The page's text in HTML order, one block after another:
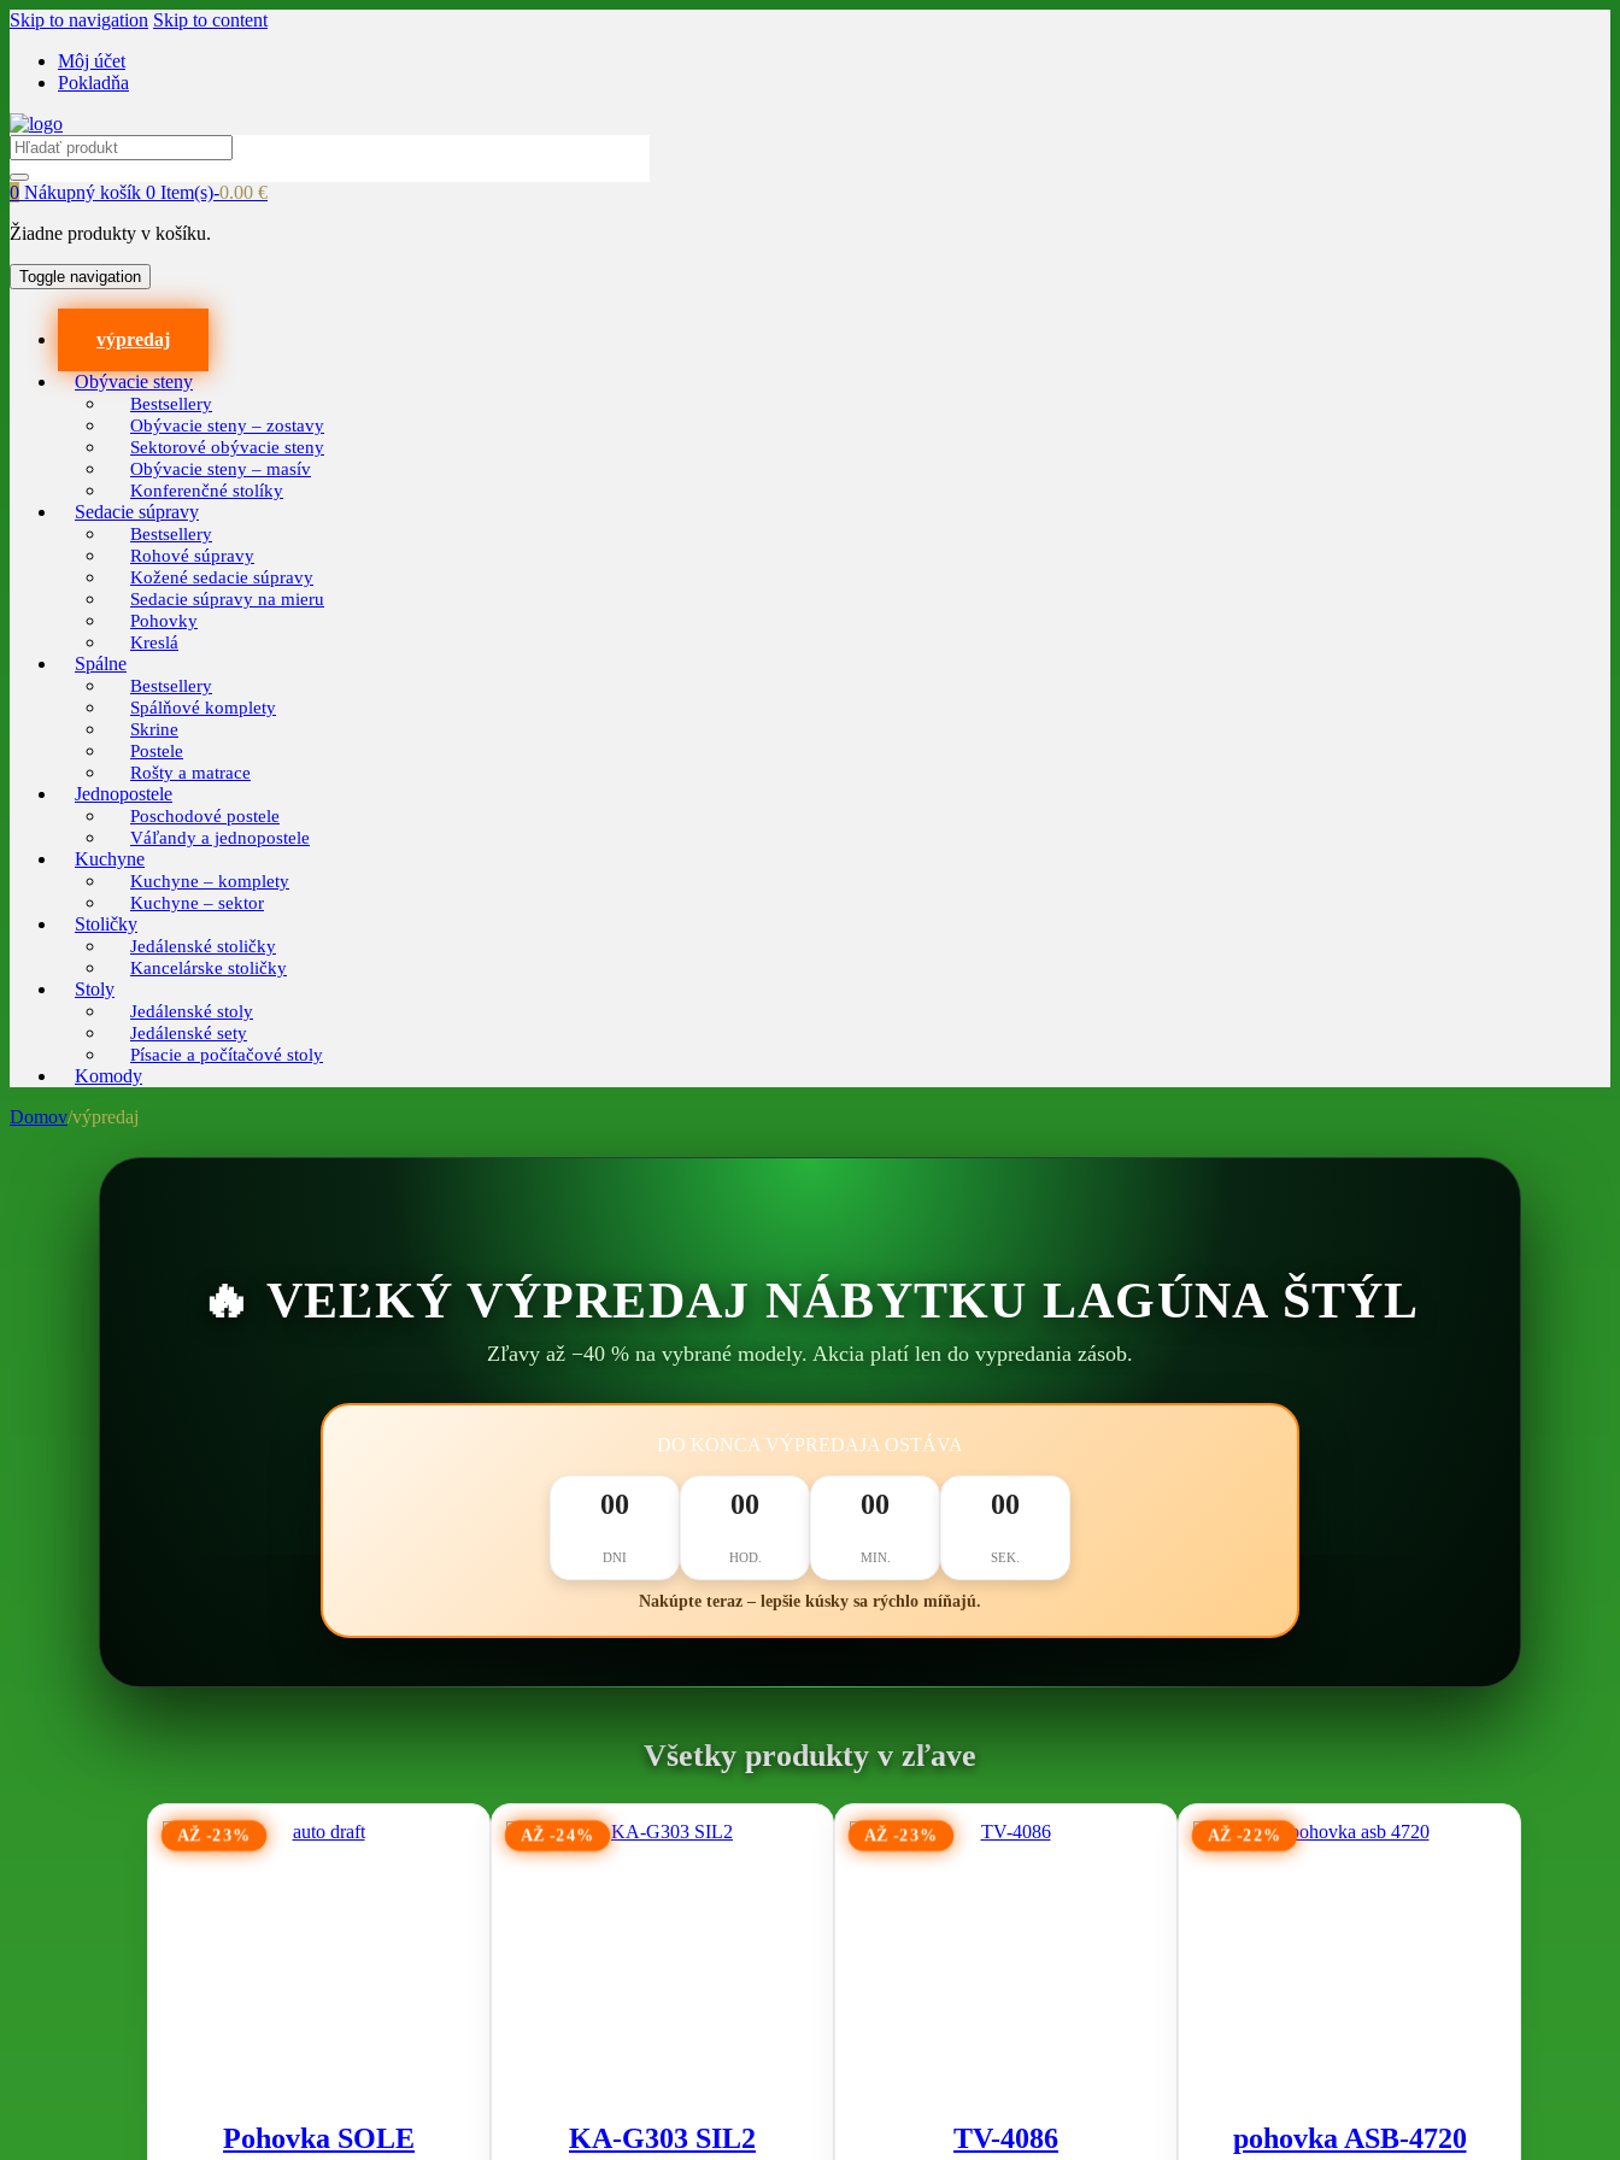
Skip to navigation Skip to content
Môj účet
Pokladňa
Search
for:
0 Nákupný košík 0 Item(s)-0.00 €
Žiadne produkty v košíku.
Toggle navigation
výpredaj
Obývacie steny
Bestsellery
Obývacie steny – zostavy
Sektorové obývacie steny
Obývacie steny – masív
Konferenčné stolíky
Sedacie súpravy
Bestsellery
Rohové súpravy
Kožené sedacie súpravy
Sedacie súpravy na mieru
Pohovky
Kreslá
Spálne
Bestsellery
Spálňové komplety
Skrine
Postele
Rošty a matrace
Jednopostele
Poschodové postele
Váľandy a jednopostele
Kuchyne
Kuchyne – komplety
Kuchyne – sektor
Stoličky
Jedálenské stoličky
Kancelárske stoličky
Stoly
Jedálenské stoly
Jedálenské sety
Písacie a počítačové stoly
Komody
Domov/výpredaj
🔥 VEĽKÝ VÝPREDAJ NÁBYTKU LAGÚNA ŠTÝL
Zľavy až −40 % na vybrané modely. Akcia platí len do vypredania zásob.
DO KONCA VÝPREDAJA OSTÁVA
00
DNI
00
HOD.
00
MIN.
00
SEK.
Nakúpte teraz – lepšie kúsky sa rýchlo míňajú.
Všetky produkty v zľave
AŽ -23%
Pohovka SOLE
AŽ -24%
KA-G303 SIL2
AŽ -23%
TV-4086
AŽ -22%
pohovka ASB-4720